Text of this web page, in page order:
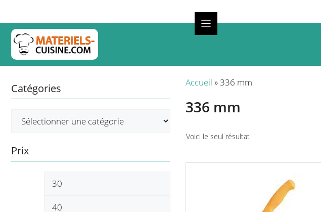
contenu
Accueil » 336 mm
336 mm
Voici le seul résultat
Catégories
Prix
Prix